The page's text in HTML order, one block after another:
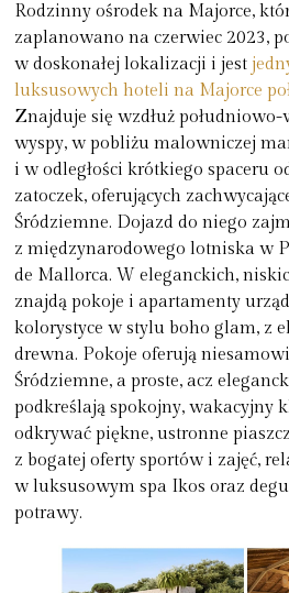
Rodzinny ośrodek na Majorce,
zaplanowano na czerwiec 2023,
w doskonałej lokalizacji i jest
luksusowych hoteli na Majorce
Znajduje się wzdłuż
wyspy, w pobliżu malowniczej
i w odległości krótkiego spaceru
zatoczek, oferujących
Śródziemne. Dojazd do niego
z międzynarodowego lotniska w
de Mallorca. W eleganckich,
znajdą pokoje i apartamenty
kolorystyce w stylu boho glam, z
drewna. Pokoje oferują
Śródziemne, a proste, acz
podkreślają spokojny, wakacyjny
odkrywać piękne, ustronne
z bogatej oferty sportów i zajęć,
w luksusowym spa Ikos oraz
potrawy.